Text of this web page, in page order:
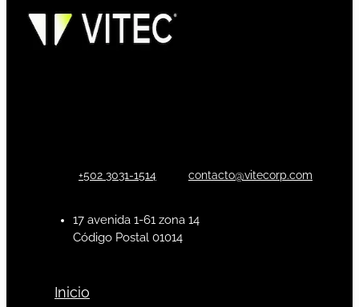
+502 3031-1514 contacto@vitecorp.com
17 avenida 1-61 zona 14
Código Postal 01014
Inicio